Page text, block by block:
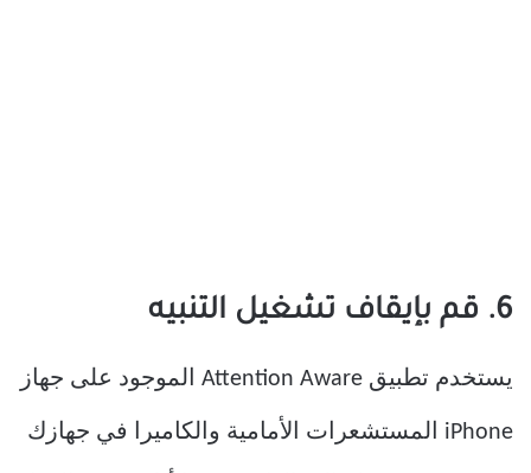
6. قم بإيقاف تشغيل التنبيه
يستخدم تطبيق Attention Aware الموجود على جهاز
iPhone المستشعرات الأمامية والكاميرا في جهازك